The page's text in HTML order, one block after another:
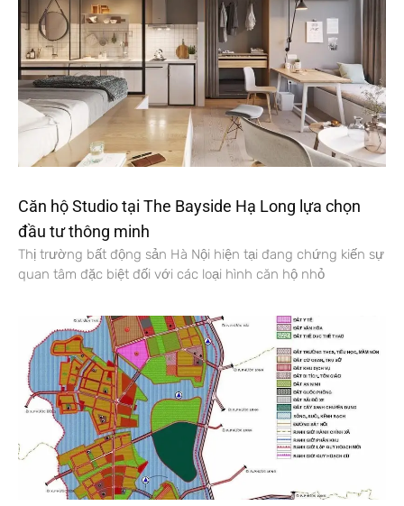
Căn hộ Studio tại The Bayside Hạ Long lựa chọn
đầu tư thông minh
Thị trường bất động sản Hà Nội hiện tại đang chứng kiến sự
quan tâm đặc biệt đối với các loại hình căn hộ nhỏ